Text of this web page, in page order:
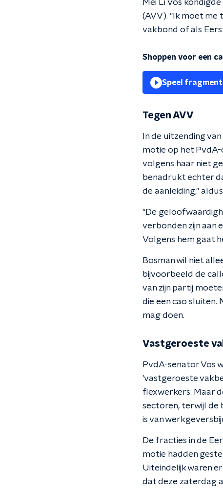
Mei Li Vos
(AVV). "Ik moet me
vakbond of als
Shoppen voor een
Speel
Tegen AVV
In de uitzending van
motie op het PvdA-
volgens haar niet
benadrukt echter
de aanleiding,"
"De
verbonden zijn aan
Volgens hem gaat
Bosman wil niet
bijvoorbeeld de
van zijn partij
die een cao sluiten.
mag doen.
Vastgeroeste
PvdA-senator Vos
'vastgeroeste
flexwerkers. Maar
sectoren, terwijl de
is van
De fracties in de
motie hadden
Uiteindelijk waren
dat deze zaterdag